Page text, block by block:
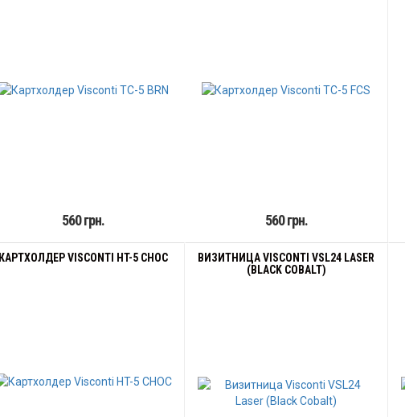
560 грн. 560 грн.
КАРТХОЛДЕР VISCONTI HT-5 CHOC
ВИЗИТНИЦА VISCONTI VSL24 LASER
(BLACK COBALT)